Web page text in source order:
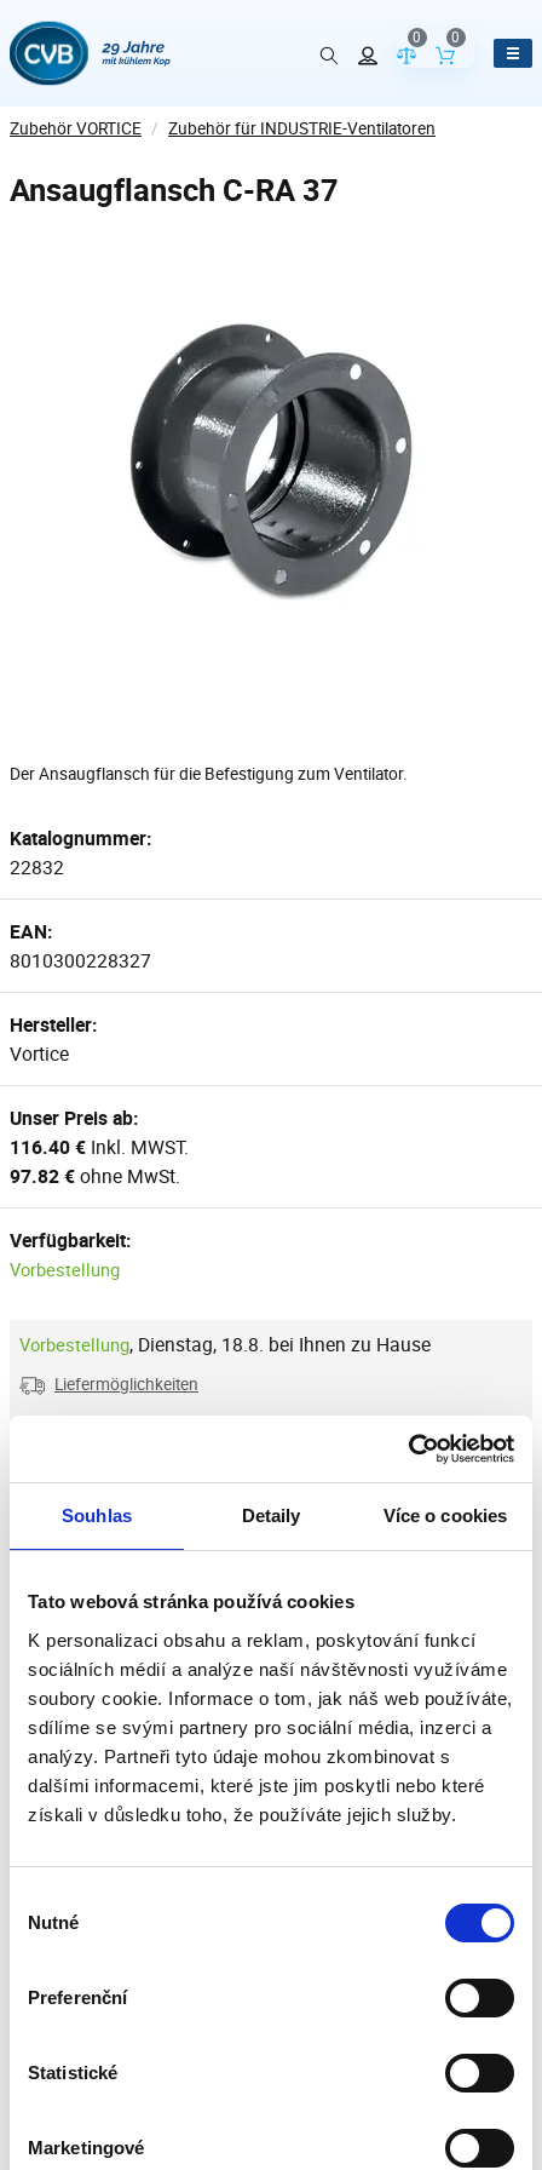
Souhlas Detaily Více o cookies
Tato webová stránka používá cookies
K personalizaci obsahu a reklam, poskytování funkcí
sociálních médií a analýze naší návštěvnosti využíváme
soubory cookie. Informace o tom, jak náš web používáte,
sdílíme se svými partnery pro sociální média, inzerci a
analýzy. Partneři tyto údaje mohou zkombinovat s
dalšími informacemi, které jste jim poskytli nebo které
získali v důsledku toho, že používáte jejich služby.
souhlasu
Nutné
Preferenční
Statistické
Marketingové
Vergleich der
0
Inhalt des
0
Zubehör VORTICE / Zubehör für INDUSTRIE-Ventilatoren
Ansaugflansch C-RA 37
Der Ansaugflansch für die Befestigung zum Ventilator.
Katalognummer:
22832
EAN:
8010300228327
Hersteller:
Vortice
Unser Preis ab:
116.40 € Inkl. MWST.
97.82 €ohne MwSt.
Verfügbarkeit:
Vorbestellung
Vorbestellung, Dienstag, 18.8. bei Ihnen zu Hause
Liefermöglichkeiten
Zum Vergleich hinzufügen
Herunterladen
Bewertungen unserer Kunden
Dieses Produkt wurde noch nicht bewertet.
Um eine Bewertung hinzuzufügen, müssen Sie sich